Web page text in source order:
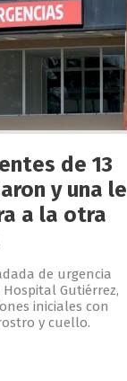
de 13
y una le
a la otra
de urgencia
Gutiérrez,
iniciales con
y cuello.